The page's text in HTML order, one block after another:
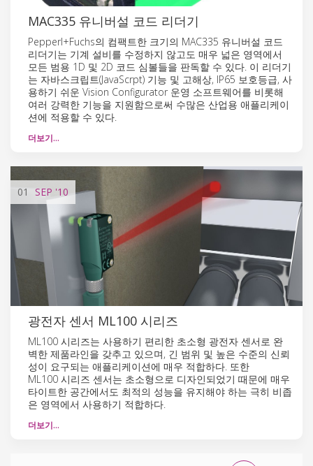
MAC335 유니버설 코드 리더기
Pepperl+Fuchs의 컴팩트한 크기의 MAC335 유니버설 코드
리더기는 기계 설비를 수정하지 않고도 매우 넓은 영역에서
모든 범용 1D 및 2D 코드 심볼들을 판독할 수 있다. 이 리더기
는 자바스크립트(JavaScrpt) 기능 및 고해상, IP65 보호등급, 사
용하기 쉬운 Vision Configurator 운영 소프트웨어를 비롯해
여러 강력한 기능을 지원함으로써 수많은 산업용 애플리케이
션에 적용할 수 있다.
더보기…
01 SEP '10
광전자 센서 ML100 시리즈
ML100 시리즈는 사용하기 편리한 초소형 광전자 센서로 완
벽한 제품라인을 갖추고 있으며, 긴 범위 및 높은 수준의 신뢰
성이 요구되는 애플리케이션에 매우 적합하다. 또한
ML100 시리즈 센서는 초소형으로 디자인되었기 때문에 매우
타이트한 공간에서도 최적의 성능을 유지해야 하는 극히 비좁
은 영역에서 사용하기 적합하다.
더보기…